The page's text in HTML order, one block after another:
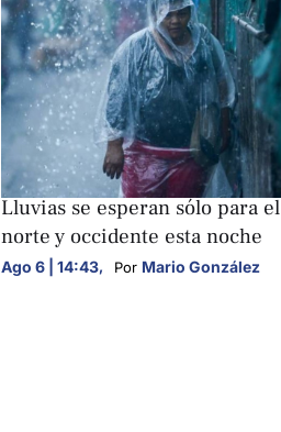
NACIONALES
Lluvias se esperan sólo para el
norte y occidente esta noche
Ago 6 | 14:43, Por Mario González